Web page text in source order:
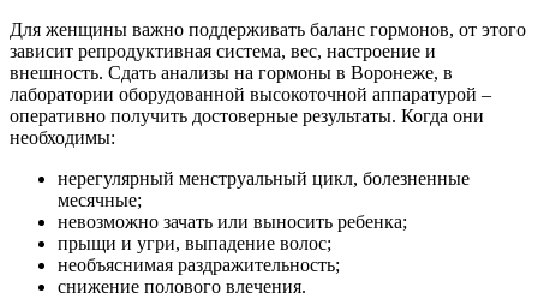
Для женщины важно поддерживать баланс гормонов, от этого
зависит репродуктивная система, вес, настроение и
внешность. Сдать анализы на гормоны в Воронеже, в
лаборатории оборудованной высокоточной аппаратурой –
оперативно получить достоверные результаты. Когда они
необходимы:
нерегулярный менструальный цикл, болезненные
месячные;
невозможно зачать или выносить ребенка;
прыщи и угри, выпадение волос;
необъяснимая раздражительность;
снижение полового влечения.